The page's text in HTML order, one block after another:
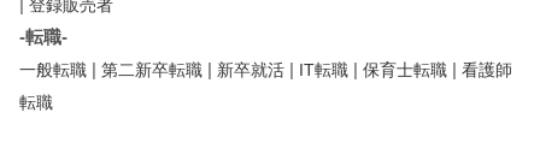
登録販売者
-転職-
一般転職 | 第二新卒転職 | 新卒就活 | IT転職 | 保育士転職 | 看護師
転職